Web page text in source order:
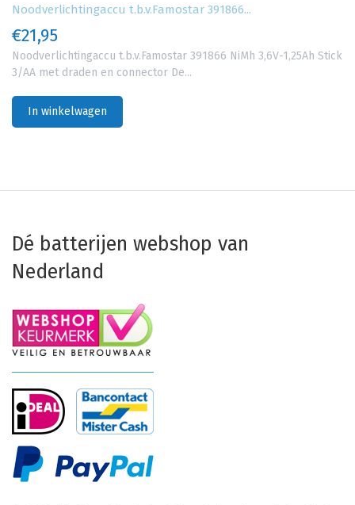
Noodverlichtingaccu t.b.v.Famostar 391866...
€21,95
Noodverlichtingaccu t.b.v.Famostar 391866 NiMh 3,6V-1,25Ah Stick
3/AA met draden en connector De...
In winkelwagen
Dé batterijen webshop van
Nederland